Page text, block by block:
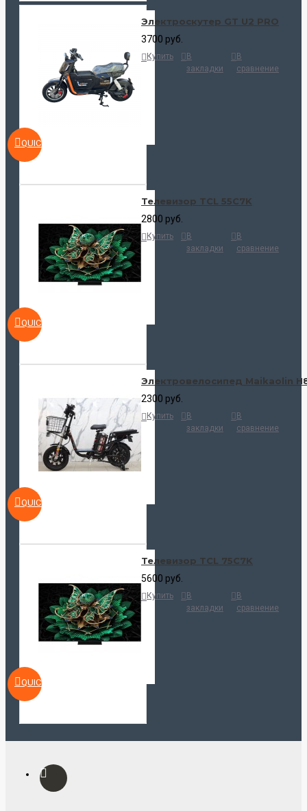
QUICKVIEW
Электроскутер GT U2 PRO
3700 руб.
Купить
В
закладки
В
сравнение
QUICKVIEW
Телевизор TCL 55C7K
2800 руб.
Купить
В
закладки
В
сравнение
QUICKVIEW
Электровелосипед Maikaolin
2300 руб.
Купить
В
закладки
В
сравнение
QUICKVIEW
Телевизор TCL 75C7K
5600 руб.
Купить
В
закладки
В
сравнение